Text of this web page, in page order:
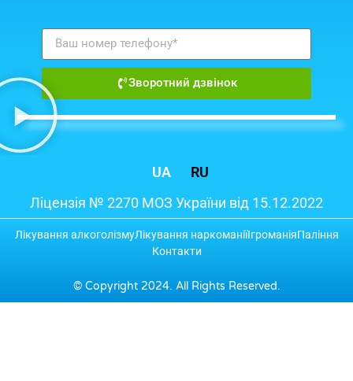
Зворотний дзвінок
Ліцензія № 2270 МОЗ України від 15.12.2022
UA RU
© Copyright 2024. All Rights Reserved.
Лікування алкоголізмуЛікування наркоманіїІгроманіяПаління
Контакти